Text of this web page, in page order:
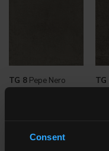
Consent
TG 8 Pepe Nero TG